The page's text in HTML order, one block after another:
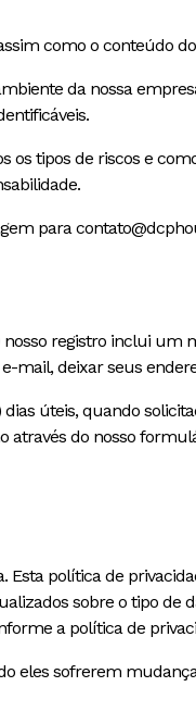
como o conteúdo
da nossa
tipos de riscos e
para
registro inclui um
deixar seus
dias úteis, quando
através do nosso
política de
sobre o tipo de
a política de
eles sofrerem